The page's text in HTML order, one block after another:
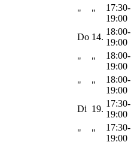
" "
17:30-
19:00
Do 14.
18:00-
19:00
" "
18:00-
19:00
" "
18:00-
19:00
Di 19.
17:30-
19:00
" "
17:30-
19:00